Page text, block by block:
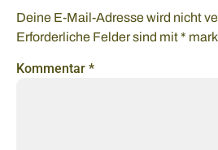
Deine E-Mail-Adresse wird nicht
Erforderliche Felder sind mit*
Kommentar *